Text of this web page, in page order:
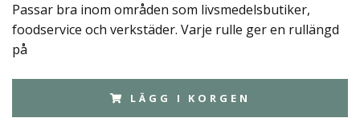
Passar bra inom områden som livsmedelsbutiker,
foodservice och verkstäder. Varje rulle ger en rullängd
på
LÄGG I KORGEN